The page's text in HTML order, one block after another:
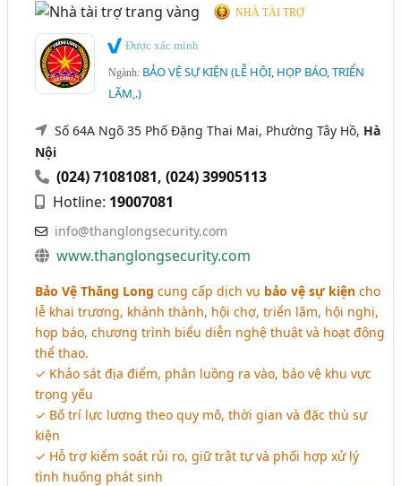
NHÀ TÀI TRỢ
Được xác minh
Ngành: BẢO VỆ SỰ KIỆN (LỄ HỘI, HỌP BÁO, TRIỂN
LÃM,.)
Số 64A Ngõ 35 Phố Đặng Thai Mai, Phường Tây Hồ, Hà
Nội
(024) 71081081,(024) 39905113
Hotline: 19007081
info@thanglongsecurity.com
www.thanglongsecurity.com
Bảo Vệ Thăng Long cung cấp dịch vụ bảo vệ sự kiện cho
lễ khai trương, khánh thành, hội chợ, triển lãm, hội nghị,
họp báo, chương trình biểu diễn nghệ thuật và hoạt động
thể thao.
✓ Khảo sát địa điểm, phân luồng ra vào, bảo vệ khu vực
trọng yếu
✓ Bố trí lực lượng theo quy mô, thời gian và đặc thù sự
kiện
✓ Hỗ trợ kiểm soát rủi ro, giữ trật tự và phối hợp xử lý
tình huống phát sinh